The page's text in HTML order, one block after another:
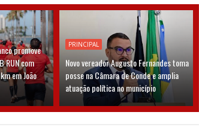
promove
RUN com
em João
PRINCIPAL
Novo vereador Augusto Fernandes toma
posse na Câmara de Conde e amplia
atuação política no município